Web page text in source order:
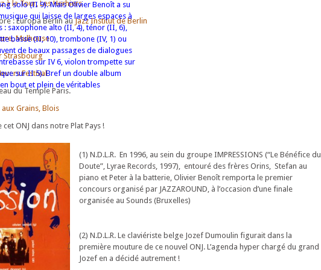
solo (II 9). Mais Olivier Benoît a su
qui laisse de larges espaces à
: saxophone alto (II, 4), ténor (II, 6),
basse (II, 10), trombone (IV, 1) ou
de beaux passages de dialogues
sur IV 6, violon trompette sur
sur II 5). Bref un double album
bout et plein de véritables
à la Tour, Les Herhiers
: Europa Berlin auJazz Institut de Berlin
Mulhouse
Strasbourg
Festival
du Temple Paris.
aux Grains, Blois
cet ONJ dans notre Plat Pays !
(1) N.D.L.R. En 1996, au sein du groupe IMPRESSIONS (“Le Bénéfice du
Doute”, Lyrae Records, 1997), entouré des frères Orins, Stefan au
piano et Peter à la batterie, Olivier Benoît remporta le premier
concours organisé par JAZZAROUND, à l’occasion d’une finale
organisée au Sounds (Bruxelles)
(2) N.D.L.R. Le claviériste belge Jozef Dumoulin figurait dans la
première mouture de ce nouvel ONJ. L’agenda hyper chargé du grand
Jozef en a décidé autrement !